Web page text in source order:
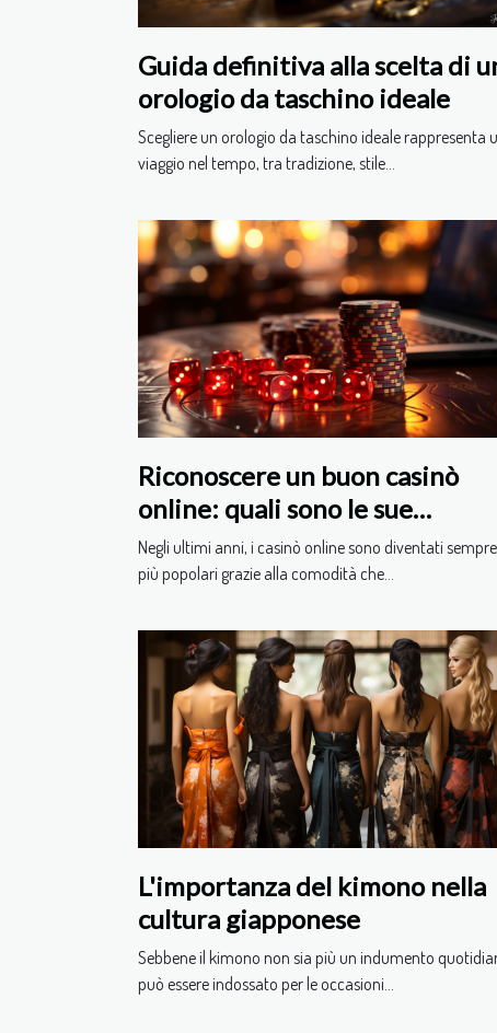
Guida definitiva alla scelta di
orologio da taschino ideale
Scegliere un orologio da taschino ideale rappresenta
viaggio nel tempo, tra tradizione, stile...
Riconoscere un buon casinò
online: quali sono le sue
caratteristiche ?
Negli ultimi anni, i casinò online sono diventati sempre
più popolari grazie alla comodità che...
L'importanza del kimono nella
cultura giapponese
Sebbene il kimono non sia più un indumento
può essere indossato per le occasioni...